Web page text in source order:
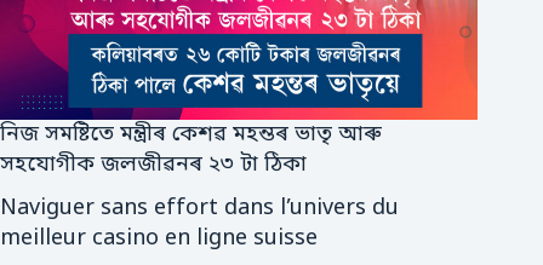
নিজ সমষ্টিতে মন্ত্ৰীৰ কেশৱ মহন্তৰ ভাতৃ আৰু
সহযোগীক জলজীৱনৰ ২৩ টা ঠিকা
Naviguer sans effort dans l’univers du
meilleur casino en ligne suisse